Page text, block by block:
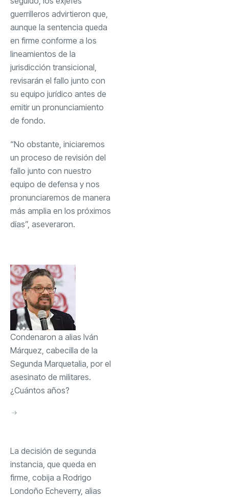
guerrilleros advirtieron que,
aunque la sentencia queda
en firme conforme a los
lineamientos de la
jurisdicción transicional,
revisarán el fallo junto con
su equipo jurídico antes de
emitir un pronunciamiento
de fondo.
“No obstante, iniciaremos
un proceso de revisión del
fallo junto con nuestro
equipo de defensa y nos
pronunciaremos de manera
más amplia en los próximos
días”, aseveraron.
Condenaron a alias Iván
Márquez, cabecilla de la
Segunda Marquetalia, por el
asesinato de militares.
¿Cuántos años?
La decisión de segunda
instancia, que queda en
firme, cobija a Rodrigo
Londoño Echeverry, alias